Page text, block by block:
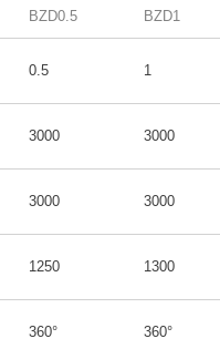
BZD0.5 BZD1
0.5 1
3000 3000
3000 3000
1250 1300
360° 360°